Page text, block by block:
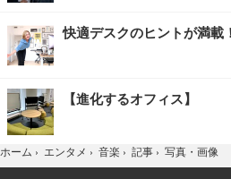
快適デスクのヒントが満載
【進化するオフィス】
ホーム › エンタメ › 音楽 › 記事 › 写真・画像